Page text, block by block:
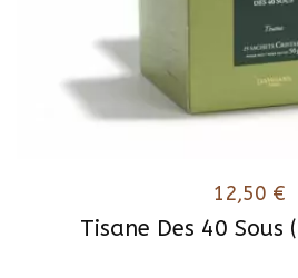
Tisane Des 40 Sous
12,50 €